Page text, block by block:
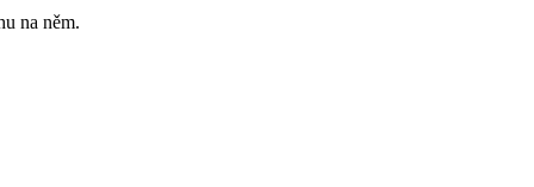
na něm.